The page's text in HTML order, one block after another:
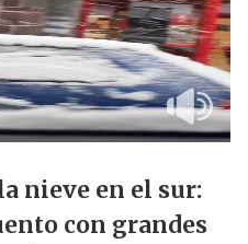
nieve en el sur:
con grandes